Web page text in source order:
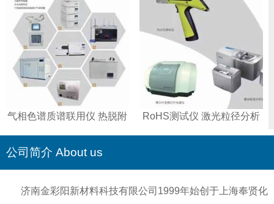
气相色谱质谱联用仪 热脱附
RoHS测试仪 激光粒径分析
公司简介 About us
济南金彩阳新材料科技有限公司1999年始创于上海奉贤化